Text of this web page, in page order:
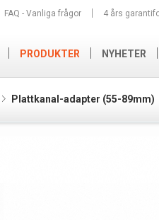
Plattkanal-adapter (55-
4 års
FAQ - Vanliga frågor
NYHETER
PRODUKTER